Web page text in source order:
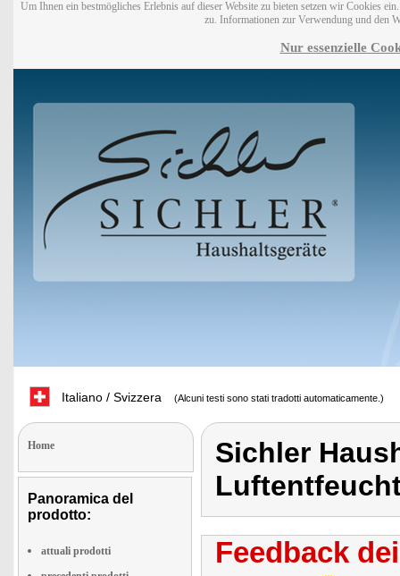
Um Ihnen ein bestmögliches Erlebnis auf dieser Website zu bieten setzen wir Cookies
zu. Informationen zur Verwendung und den
Nur essenzielle
Italiano / Svizzera (Alcuni testi sono stati tradotti automaticamente.)
Home
Panoramica del
prodotto:
attuali prodotti
Sichler
Feedback